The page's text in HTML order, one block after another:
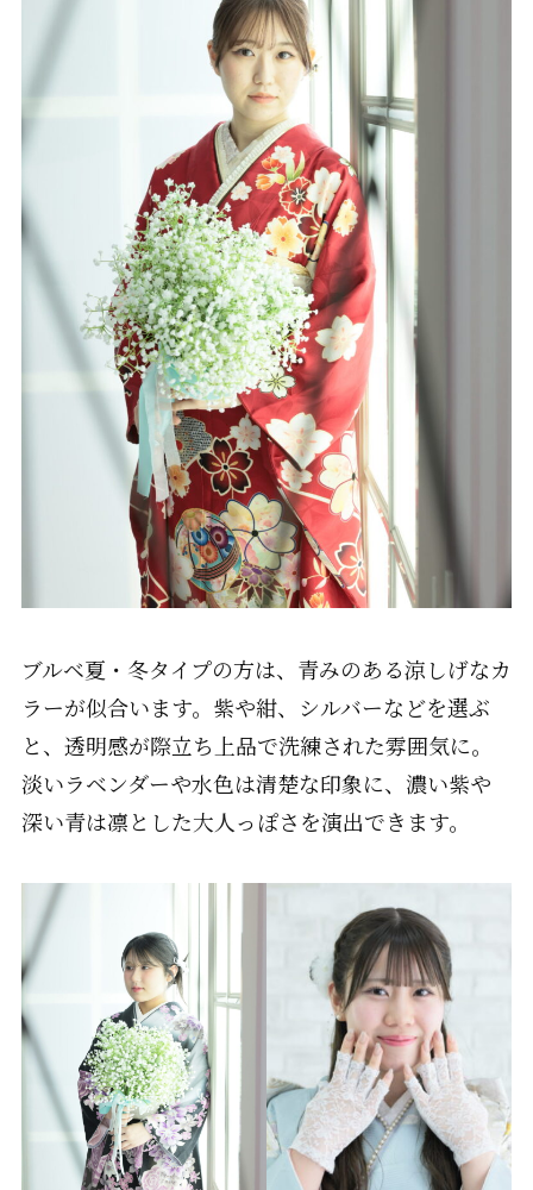
ブルベ夏・冬タイプの方は、青みのある涼しげなカ
ラーが似合います。紫や紺、シルバーなどを選ぶ
と、透明感が際立ち上品で洗練された雰囲気に。
淡いラベンダーや水色は清楚な印象に、濃い紫や
深い青は凛とした大人っぽさを演出できます。